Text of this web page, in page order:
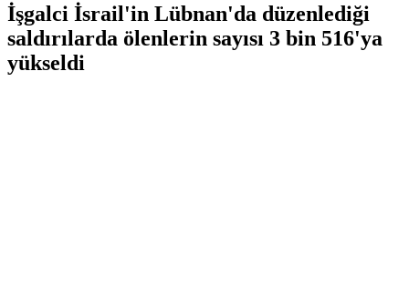
İşgalci İsrail'in Lübnan'da düzenlediği
saldırılarda ölenlerin sayısı 3 bin 516'ya
yükseldi